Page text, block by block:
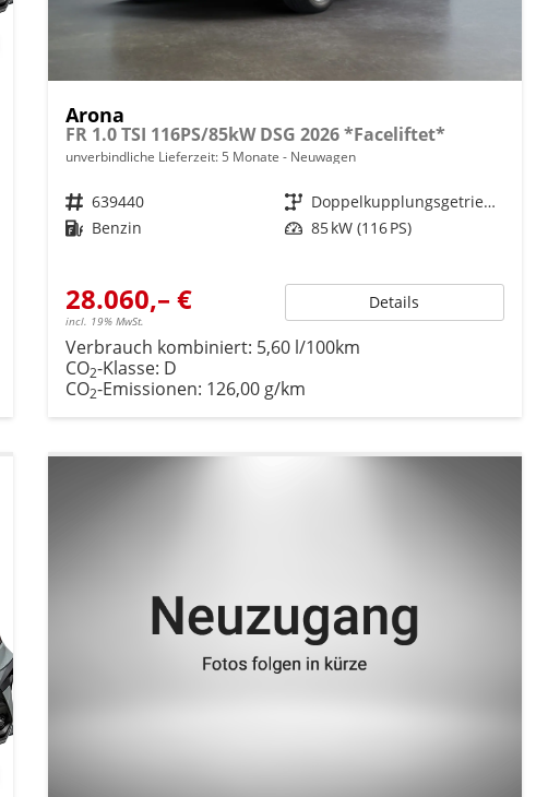
Arona
FR 1.0 TSI 116PS/85kW DSG 2026 *Faceliftet*
unverbindliche Lieferzeit: 5 Monate Neuwagen
Fahrzeugnr. 639440 Getriebe
Doppelkupplungsgetriebe (DSG)
Kraftstoff Benzin Leistung 85 kW (116 PS)
28.060,– €
incl. 19% MwSt.
Details
Verbrauch kombiniert: 5,60 l/100km
CO2-Klasse: D
CO2-Emissionen: 126,00 g/km